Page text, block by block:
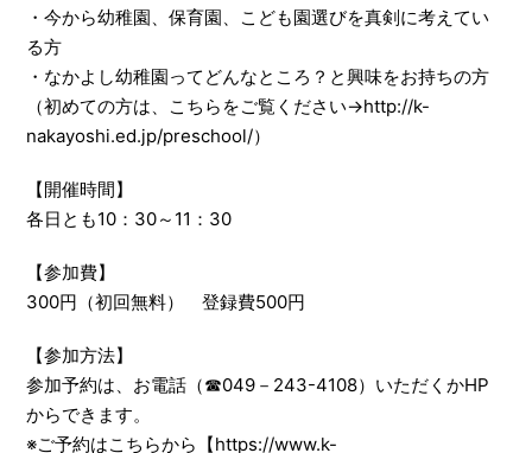
・今から幼稚園、保育園、こども園選びを真剣に考えてい
る方
・なかよし幼稚園ってどんなところ？と興味をお持ちの方
（初めての方は、こちらをご覧ください→http://k-
nakayoshi.ed.jp/preschool/）
【開催時間】
各日とも10：30～11：30
【参加費】
300円（初回無料） 登録費500円
【参加方法】
参加予約は、お電話（☎049－243-4108）いただくかHP
からできます。
※ご予約はこちらから【https://www.k-